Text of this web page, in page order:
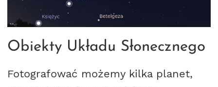
Obiekty Układu Słonecznego
Fotografować możemy kilka planet,